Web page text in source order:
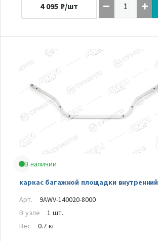
4 095 ₽/шт
В наличии
каркас багажной площадки внутренний
Арт.
9AWV-140020-8000
В узле
1 шт.
Вес
0.7 кг